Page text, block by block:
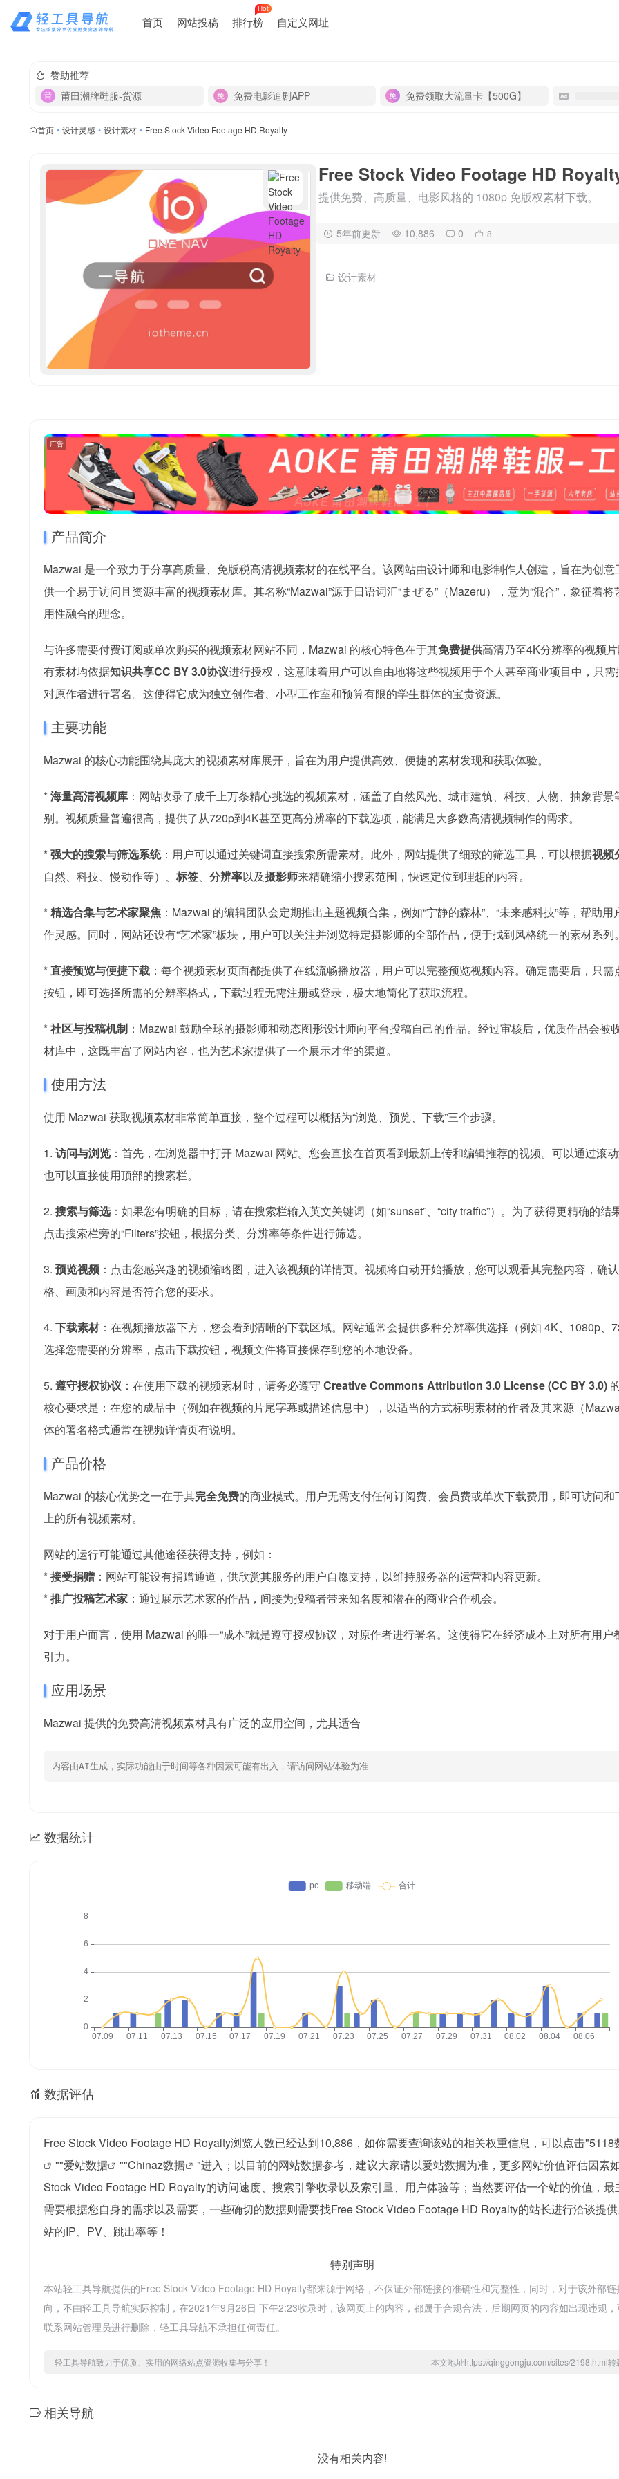
首页 网站投稿 排行榜
Hot
自定义网址
赞助推荐
莆田潮牌鞋服-货源
免费电影追剧APP 免费领取大流量卡【500G】
首页 • 设计灵感 • 设计素材 • Free Stock Video Footage HD Royalty
Free Stock Video Footage HD
提供免费、高质量、电影风格的 1080p 免版权素材下载。
5年前更新 10,886 0 8
设计素材
广告
产品简介
Mazwai 是一个致力于分享高质量、免版税高清视频素材的在线平台。该网站由设计师和电影制作人创建，旨在为创意
供一个易于访问且资源丰富的视频素材库。其名称“Mazwai”源于日语词汇“まぜる”（Mazeru），意为“混合”，象征着将
用性融合的理念。
与许多需要付费订阅或单次购买的视频素材网站不同，Mazwai 的核心特色在于其免费提供高清乃至4K分辨率的视频
有素材均依据知识共享CC BY 3.0协议进行授权，这意味着用户可以自由地将这些视频用于个人甚至商业项目中，只
对原作者进行署名。这使得它成为独立创作者、小型工作室和预算有限的学生群体的宝贵资源。
主要功能
Mazwai 的核心功能围绕其庞大的视频素材库展开，旨在为用户提供高效、便捷的素材发现和获取体验。
*海量高清视频库 ：网站收录了成千上万条精心挑选的视频素材，涵盖了自然风光、城市建筑、科技、人物、抽象背景
别。视频质量普遍很高，提供了从720p到4K甚至更高分辨率的下载选项，能满足大多数高清视频制作的需求。
*强大的搜索与筛选系统：用户可以通过关键词直接搜索所需素材。此外，网站提供了细致的筛选工具，可以根据视频
自然、科技、慢动作等）、 标签、 分辨率以及摄影师来精确缩小搜索范围，快速定位到理想的内容。
*精选合集与艺术家聚焦 ：Mazwai 的编辑团队会定期推出主题视频合集，例如“宁静的森林”、“未来感科技”等，帮助用
作灵感。同时，网站还设有“艺术家”板块，用户可以关注并浏览特定摄影师的全部作品，便于找到风格统一的素材系列
*直接预览与便捷下载 ：每个视频素材页面都提供了在线流畅播放器，用户可以完整预览视频内容。确定需要后，只需
按钮，即可选择所需的分辨率格式，下载过程无需注册或登录，极大地简化了获取流程。
*社区与投稿机制 ：Mazwai 鼓励全球的摄影师和动态图形设计师向平台投稿自己的作品。经过审核后，优质作品会被
材库中，这既丰富了网站内容，也为艺术家提供了一个展示才华的渠道。
使用方法
使用 Mazwai 获取视频素材非常简单直接，整个过程可以概括为“浏览、预览、下载”三个步骤。
1. 访问与浏览 ：首先，在浏览器中打开 Mazwai 网站。您会直接在首页看到最新上传和编辑推荐的视频。可以通过滚
也可以直接使用顶部的搜索栏。
2. 搜索与筛选：如果您有明确的目标，请在搜索栏输入英文关键词（如“sunset”、“city traffic”）。为了获得更精确的结
点击搜索栏旁的“Filters”按钮，根据分类、分辨率等条件进行筛选。
3. 预览视频 ：点击您感兴趣的视频缩略图，进入该视频的详情页。视频将自动开始播放，您可以观看其完整内容，确
格、画质和内容是否符合您的要求。
4. 下载素材：在视频播放器下方，您会看到清晰的下载区域。网站通常会提供多种分辨率供选择（例如 4K、1080p、
选择您需要的分辨率，点击下载按钮，视频文件将直接保存到您的本地设备。
5. 遵守授权协议 ：在使用下载的视频素材时，请务必遵守 Creative Commons Attribution 3.0 License (CC BY 3.0)
核心要求是：在您的成品中（例如在视频的片尾字幕或描述信息中），以适当的方式标明素材的作者及其来源（
体的署名格式通常在视频详情页有说明。
产品价格
Mazwai 的核心优势之一在于其完全免费的商业模式。用户无需支付任何订阅费、会员费或单次下载费用，即可访问和
上的所有视频素材。
网站的运行可能通过其他途径获得支持，例如：
*接受捐赠 ：网站可能设有捐赠通道，供欣赏其服务的用户自愿支持，以维持服务器的运营和内容更新。
*推广投稿艺术家 ：通过展示艺术家的作品，间接为投稿者带来知名度和潜在的商业合作机会。
对于用户而言，使用 Mazwai 的唯一“成本”就是遵守授权协议，对原作者进行署名。这使得它在经济成本上对所有用户
引力。
应用场景
Mazwai 提供的免费高清视频素材具有广泛的应用空间，尤其适合
内容由AI生成，实际功能由于时间等各种因素可能有出入，请访问网站体验为准
数据统计
数据评估
Free Stock Video Footage HD Royalty浏览人数已经达到10,886，如你需要查询该站的相关权重信息，可以点击"5118
""爱站数据 ""Chinaz数据
"进入；以目前的网站数据参考，建议大家请以爱站数据为准，更多网站价值评估因素
Stock Video Footage HD Royalty的访问速度、搜索引擎收录以及索引量、用户体验等；当然要评估一个站的价值，最
需要根据您自身的需求以及需要，一些确切的数据则需要找Free Stock Video Footage HD Royalty的站长进行洽谈提
站的IP、PV、跳出率等！
特别声明
本站轻工具导航提供的Free Stock Video Footage HD Royalty都来源于网络，不保证外部链接的准确性和完整性，同时，对于该外部链
向，不由轻工具导航实际控制，在2021年9月26日 下午2:23收录时，该网页上的内容，都属于合规合法，后期网页的内容如出现违规
联系网站管理员进行删除，轻工具导航不承担任何责任。
轻工具导航致力于优质、实用的网络站点资源收集与分享！ 本文地址https://qinggongju.com/sites/2198.html转
相关导航
没有相关内容!